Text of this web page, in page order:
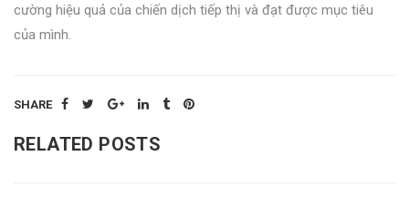
cường hiệu quả của chiến dịch tiếp thị và đạt được mục tiêu
của mình.
SHARE
RELATED POSTS